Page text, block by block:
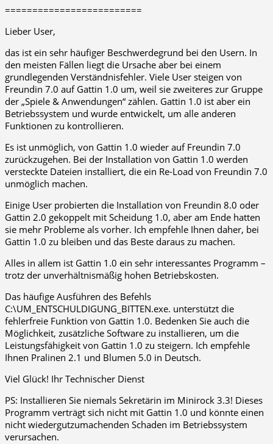
=========================
Lieber User,
das ist ein sehr häufiger Beschwerdegrund bei den Usern. In
den meisten Fällen liegt die Ursache aber bei einem
grundlegenden Verständnisfehler. Viele User steigen von
Freundin 7.0 auf Gattin 1.0 um, weil sie zweiteres zur Gruppe
der „Spiele & Anwendungen“ zählen. Gattin 1.0 ist aber ein
Betriebssystem und wurde entwickelt, um alle anderen
Funktionen zu kontrollieren.
Es ist unmöglich, von Gattin 1.0 wieder auf Freundin 7.0
zurückzugehen. Bei der Installation von Gattin 1.0 werden
versteckte Dateien installiert, die ein Re-Load von Freundin 7.0
unmöglich machen.
Einige User probierten die Installation von Freundin 8.0 oder
Gattin 2.0 gekoppelt mit Scheidung 1.0, aber am Ende hatten
sie mehr Probleme als vorher. Ich empfehle Ihnen daher, bei
Gattin 1.0 zu bleiben und das Beste daraus zu machen.
Alles in allem ist Gattin 1.0 ein sehr interessantes Programm –
trotz der unverhältnismäßig hohen Betriebskosten.
Das häufige Ausführen des Befehls
C:\UM_ENTSCHULDIGUNG_BITTEN.exe. unterstützt die
fehlerfreie Funktion von Gattin 1.0. Bedenken Sie auch die
Möglichkeit, zusätzliche Software zu installieren, um die
Leistungsfähigkeit von Gattin 1.0 zu steigern. Ich empfehle
Ihnen Pralinen 2.1 und Blumen 5.0 in Deutsch.
Viel Glück! Ihr Technischer Dienst
PS: Installieren Sie niemals Sekretärin im Minirock 3.3! Dieses
Programm verträgt sich nicht mit Gattin 1.0 und könnte einen
nicht wiedergutzumachenden Schaden im Betriebssystem
verursachen.